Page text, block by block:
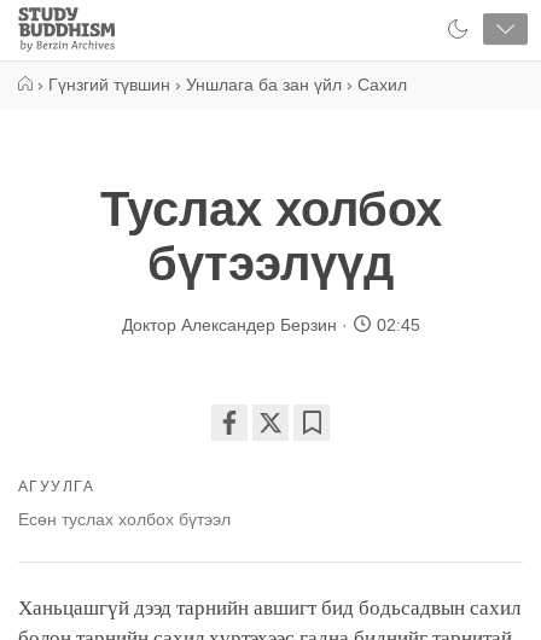
Close
Study
Buddhism
› Гүнзгий түвшин › Уншлага ба зан үйл › Сахил
Туслах холбох
бүтээлүүд
Доктор Александер Берзин 02:45
АГУУЛГА
Есөн туслах холбох бүтээл
Ханьцашгүй дээд тарнийн авшигт бид бодьсадвын сахил